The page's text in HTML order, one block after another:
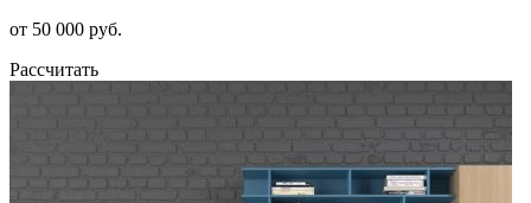
от 50 000 руб.
Рассчитать